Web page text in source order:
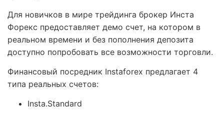
Для новичков в мире трейдинга брокер Инста
Форекс предоставляет демо счет, на котором в
реальном времени и без пополнения депозита
доступно попробовать все возможности торговли.
Финансовый посредник Instaforex предлагает 4
типа реальных счетов:
Insta.Standard